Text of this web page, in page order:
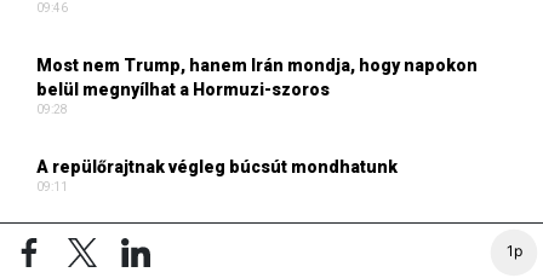
1p
09:46
Most nem Trump, hanem Irán mondja, hogy napokon
belül megnyílhat a Hormuzi-szoros
09:28
A repülőrajtnak végleg búcsút mondhatunk
09:11
3 százalékkal többet vásároltunk, mint tavaly ilyenkor